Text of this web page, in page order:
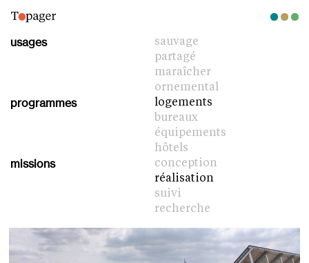
usages
sauvage
partagé
maraîcher
ornemental
programmes
logements
bureaux
équipements
hôtels
missions
conception
réalisation
suivi
recherche